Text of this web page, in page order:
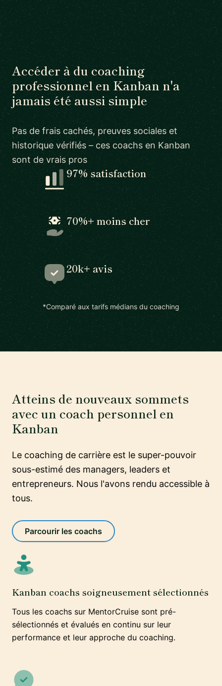
Accéder à du coaching
professionnel en Kanban n'a
jamais été aussi simple
Pas de frais cachés, preuves sociales et
historique vérifiés – ces coachs en Kanban
sont de vrais pros
97% satisfaction
70%+ moins cher
20k+ avis
*Comparé aux tarifs médians du coaching
Atteins de nouveaux sommets
avec un coach personnel en
Kanban
Le coaching de carrière est le super-pouvoir
sous-estimé des managers, leaders et
entrepreneurs. Nous l'avons rendu accessible à
tous.
Parcourir les coachs
Kanban coachs soigneusement sélectionnés
Tous les coachs sur MentorCruise sont pré-
sélectionnés et évalués en continu sur leur
performance et leur approche du coaching.